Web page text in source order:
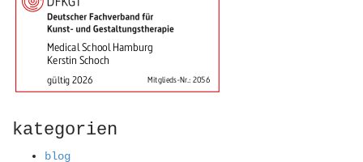
kategorien
blog